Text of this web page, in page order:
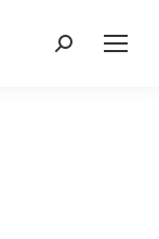
Buscar: